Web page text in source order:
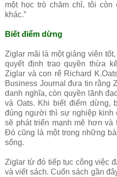
một học trò chăm chỉ, tôi
khác.”
Biết điểm dừng
Ziglar mãi là một giảng viên
quyết định trao quyền thừa
Ziglar và con rể Richard
Business Journal đưa tin rằng
danh nghĩa, còn quyền lãnh
và Oats. Khi biết điểm dừng,
đúng người thì sự nghiệp kinh
sẽ phát triển mạnh mẽ hơn
Đó cũng là một trong những
sống.
Ziglar từ đó tiếp tục công việc
và viết sách. Cuốn sách gần